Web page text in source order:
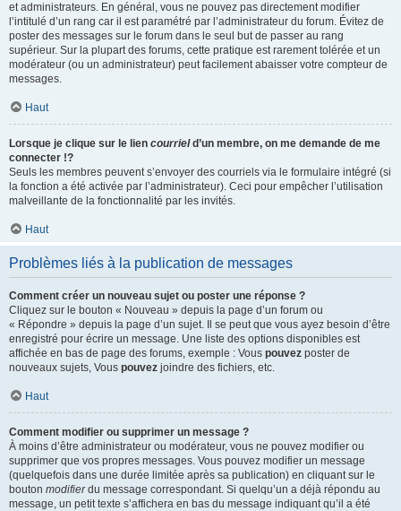
et administrateurs. En général, vous ne pouvez pas directement modifier
l’intitulé d’un rang car il est paramétré par l’administrateur du forum. Évitez de
poster des messages sur le forum dans le seul but de passer au rang
supérieur. Sur la plupart des forums, cette pratique est rarement tolérée et un
modérateur (ou un administrateur) peut facilement abaisser votre compteur de
messages.
Haut
Lorsque je clique sur le lien courrield’un membre, on me demande de me
connecter !?
Seuls les membres peuvent s’envoyer des courriels via le formulaire intégré (si
la fonction a été activée par l’administrateur). Ceci pour empêcher l’utilisation
malveillante de la fonctionnalité par les invités.
Haut
Problèmes liés à la publication de messages
Comment créer un nouveau sujet ou poster une réponse ?
Cliquez sur le bouton « Nouveau » depuis la page d’un forum ou
« Répondre » depuis la page d’un sujet. Il se peut que vous ayez besoin d’être
enregistré pour écrire un message. Une liste des options disponibles est
affichée en bas de page des forums, exemple : Vous pouvez poster de
nouveaux sujets, Vous pouvez joindre des fichiers, etc.
Haut
Comment modifier ou supprimer un message ?
À moins d’être administrateur ou modérateur, vous ne pouvez modifier ou
supprimer que vos propres messages. Vous pouvez modifier un message
(quelquefois dans une durée limitée après sa publication) en cliquant sur le
bouton modifierdu message correspondant. Si quelqu’un a déjà répondu au
message, un petit texte s’affichera en bas du message indiquant qu’il a été